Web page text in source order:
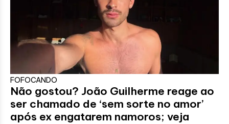
FOFOCANDO
Não gostou? João Guilherme reage ao
ser chamado de ‘sem sorte no amor’
após ex engatarem namoros; veja